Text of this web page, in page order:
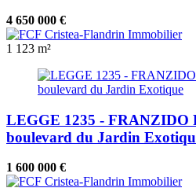
4 650 000 €
1 123 m²
LEGGE 1235 - FRANZIDO
boulevard du Jardin
1 600 000 €